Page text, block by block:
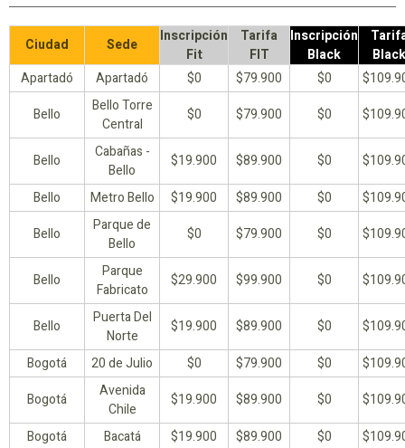
Ciudad Sede
Inscripción
Fit
Tarifa
FIT
Inscripción
Black
Black
Apartadó
Apartadó $0 $79.900 $0
Bello
Bello Torre
Central
$0 $79.900 $0
Bello
Cabañas -
Bello
$19.900 $89.900 $0
Bello
Metro Bello $19.900 $89.900 $0
Bello
Parque de
Bello
$0 $79.900 $0
Bello
Parque
Fabricato
$29.900 $99.900 $0
Bello
Puerta Del
Norte
$19.900 $89.900 $0
Bogotá
20 de Julio $0 $79.900 $0
Bogotá
Avenida
Chile
$19.900 $89.900 $0
Bogotá
Bacatá $19.900 $89.900 $0